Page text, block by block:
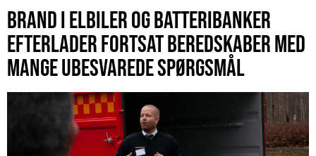
BRAND I ELBILER OG BATTERIBANKER
EFTERLADER FORTSAT BEREDSKABER MED
MANGE UBESVAREDE SPØRGSMÅL